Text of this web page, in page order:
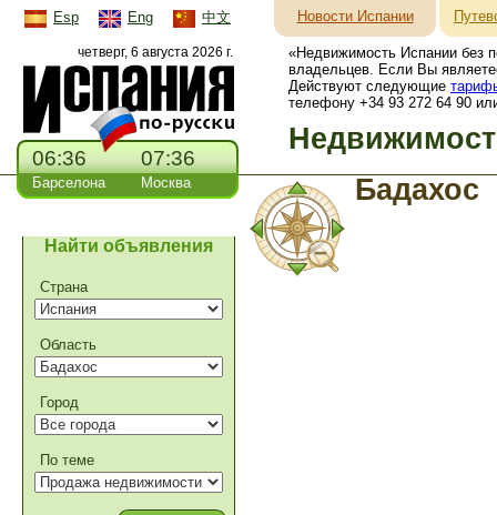
Esp Eng 中文 Новости Испании
четверг, 6 августа 2026 г.
06:36
Барселона
07:36
Москва
«Недвижимость Испании без
владельцев. Если Вы
Действуют следующие
телефону +34 93 272 64 90
Бадахос
Найти объявления
Страна
Область
Город
По теме